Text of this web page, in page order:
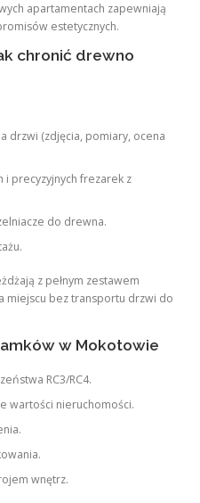
apartamentach zapewniają
estetycznych.
chronić drewno
drzwi (zdjęcia, pomiary, ocena
i precyzyjnych frezarek z
do drewna.
z pełnym zestawem
miejscu bez transportu drzwi do
w Mokotowie
RC3/RC4.
wartości nieruchomości.
wnętrz.